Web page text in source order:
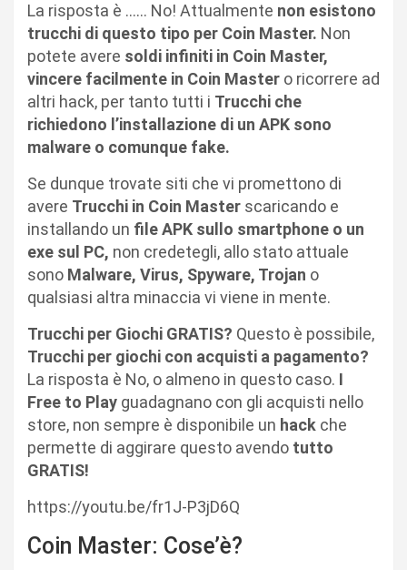
La risposta è …… No! Attualmente non esistono
trucchi di questo tipo per Coin Master. Non
potete avere soldi infiniti in Coin Master,
vincere facilmente in Coin Master o ricorrere ad
altri hack, per tanto tutti i Trucchi che
richiedono l’installazione di un APK sono
malware o comunque fake.
Se dunque trovate siti che vi promettono di
avere Trucchi in Coin Master scaricando e
installando un file APK sullo smartphone o un
exe sul PC, non credetegli, allo stato attuale
sono Malware, Virus, Spyware, Trojan o
qualsiasi altra minaccia vi viene in mente.
Trucchi per Giochi GRATIS? Questo è possibile,
Trucchi per giochi con acquisti a pagamento?
La risposta è No, o almeno in questo caso. I
Free to Play guadagnano con gli acquisti nello
store, non sempre è disponibile un hack che
permette di aggirare questo avendo tutto
GRATIS!
https://youtu.be/fr1J-P3jD6Q
Coin Master: Cose’è?